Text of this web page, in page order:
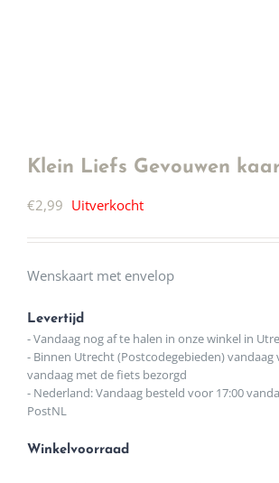
Klein Liefs Gevouwen
€2,99 Uitverkocht
Wenskaart met envelop
Levertijd
- Vandaag nog af te halen in onze winkel in
- Binnen Utrecht (Postcodegebieden) vandaag
vandaag met de fiets bezorgd
- Nederland: Vandaag besteld voor 17:00
PostNL
Winkelvoorraad